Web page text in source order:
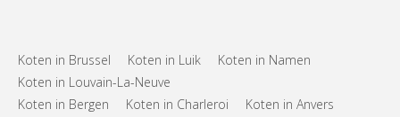
Koten in Brussel Koten in Luik
Koten in Namen
Koten in Louvain-La-Neuve
Koten in Bergen
Koten in Charleroi
Koten in Anvers